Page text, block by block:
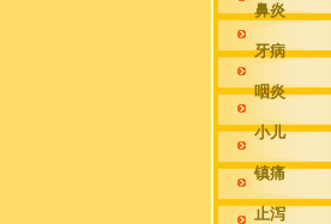
鼻炎
牙病
咽炎
小儿
镇痛
止泻